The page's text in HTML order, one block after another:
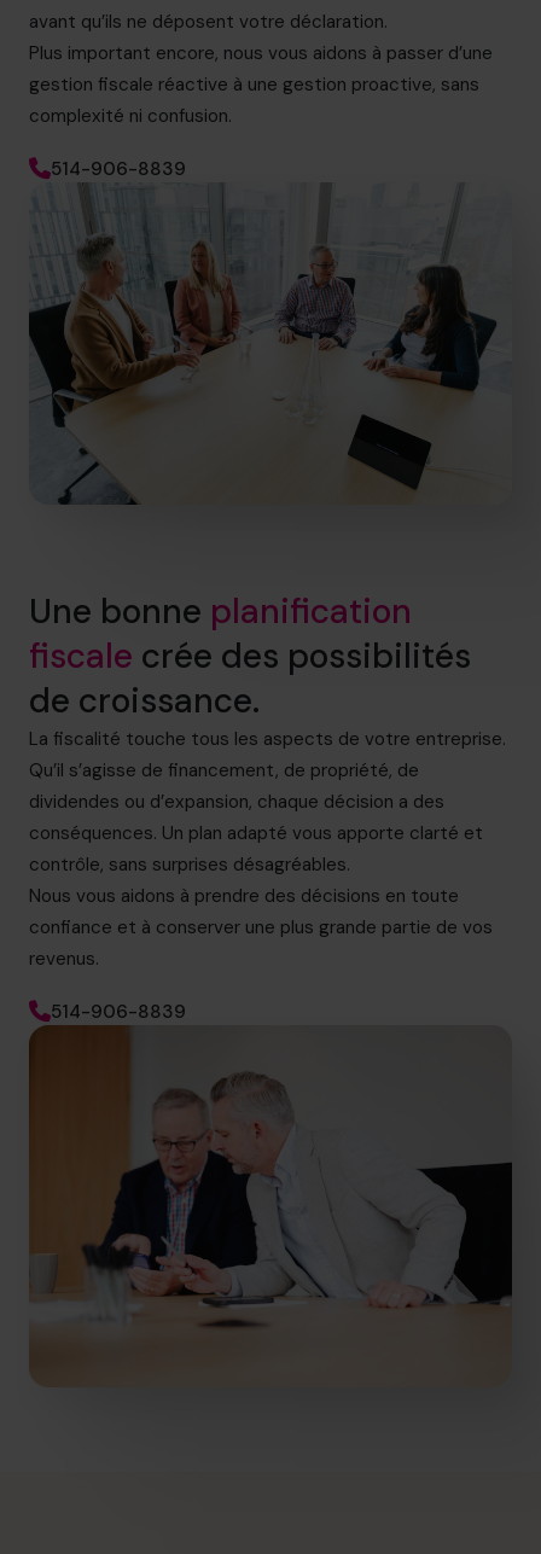
avant qu’ils ne déposent votre déclaration.
Plus important encore, nous vous aidons à passer d’une
gestion fiscale réactive à une gestion proactive, sans
complexité ni confusion.
514-906-8839
Une bonne planification
fiscale crée des possibilités
de croissance.
La fiscalité touche tous les aspects de votre entreprise.
Qu’il s’agisse de financement, de propriété, de
dividendes ou d’expansion, chaque décision a des
conséquences. Un plan adapté vous apporte clarté et
contrôle, sans surprises désagréables.
Nous vous aidons à prendre des décisions en toute
confiance et à conserver une plus grande partie de vos
revenus.
514-906-8839